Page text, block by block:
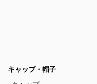
キャップ・帽子